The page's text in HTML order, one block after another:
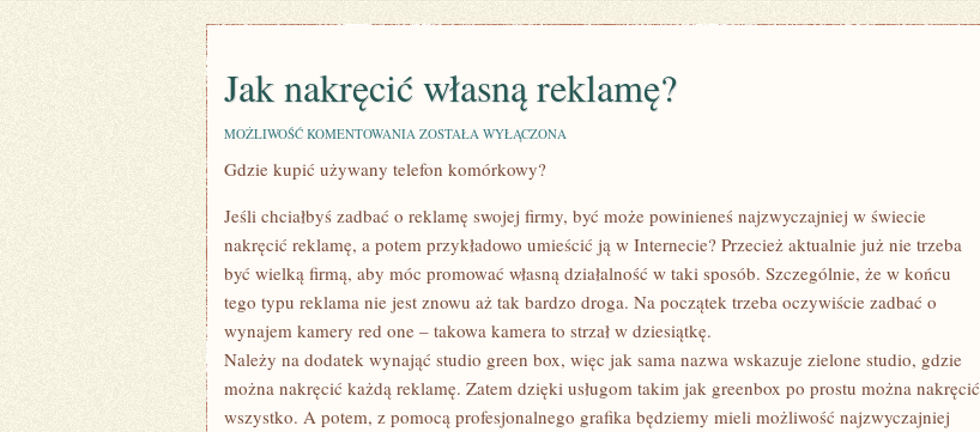
Jak nakręcić własną reklamę?
MOŻLIWOŚĆ KOMENTOWANIA JAK
WŁASNĄ
ZOSTAŁA WYŁĄCZONA
Gdzie kupić używany telefon komórkowy?
Jeśli chciałbyś zadbać o reklamę swojej firmy, być może powinieneś najzwyczajniej w świecie
nakręcić reklamę, a potem przykładowo umieścić ją w Internecie? Przecież aktualnie już nie trzeba
być wielką firmą, aby móc promować własną działalność w taki sposób. Szczególnie, że w końcu
tego typu reklama nie jest znowu aż tak bardzo droga. Na początek trzeba oczywiście zadbać o
wynajem kamery red one – takowa kamera to strzał w dziesiątkę.
Należy na dodatek wynająć studio green box, więc jak sama nazwa wskazuje zielone studio, gdzie
można nakręcić każdą reklamę. Zatem dzięki usługom takim jak greenbox po prostu można nakręcić
wszystko. A potem, z pomocą profesjonalnego grafika będziemy mieli możliwość najzwyczajniej